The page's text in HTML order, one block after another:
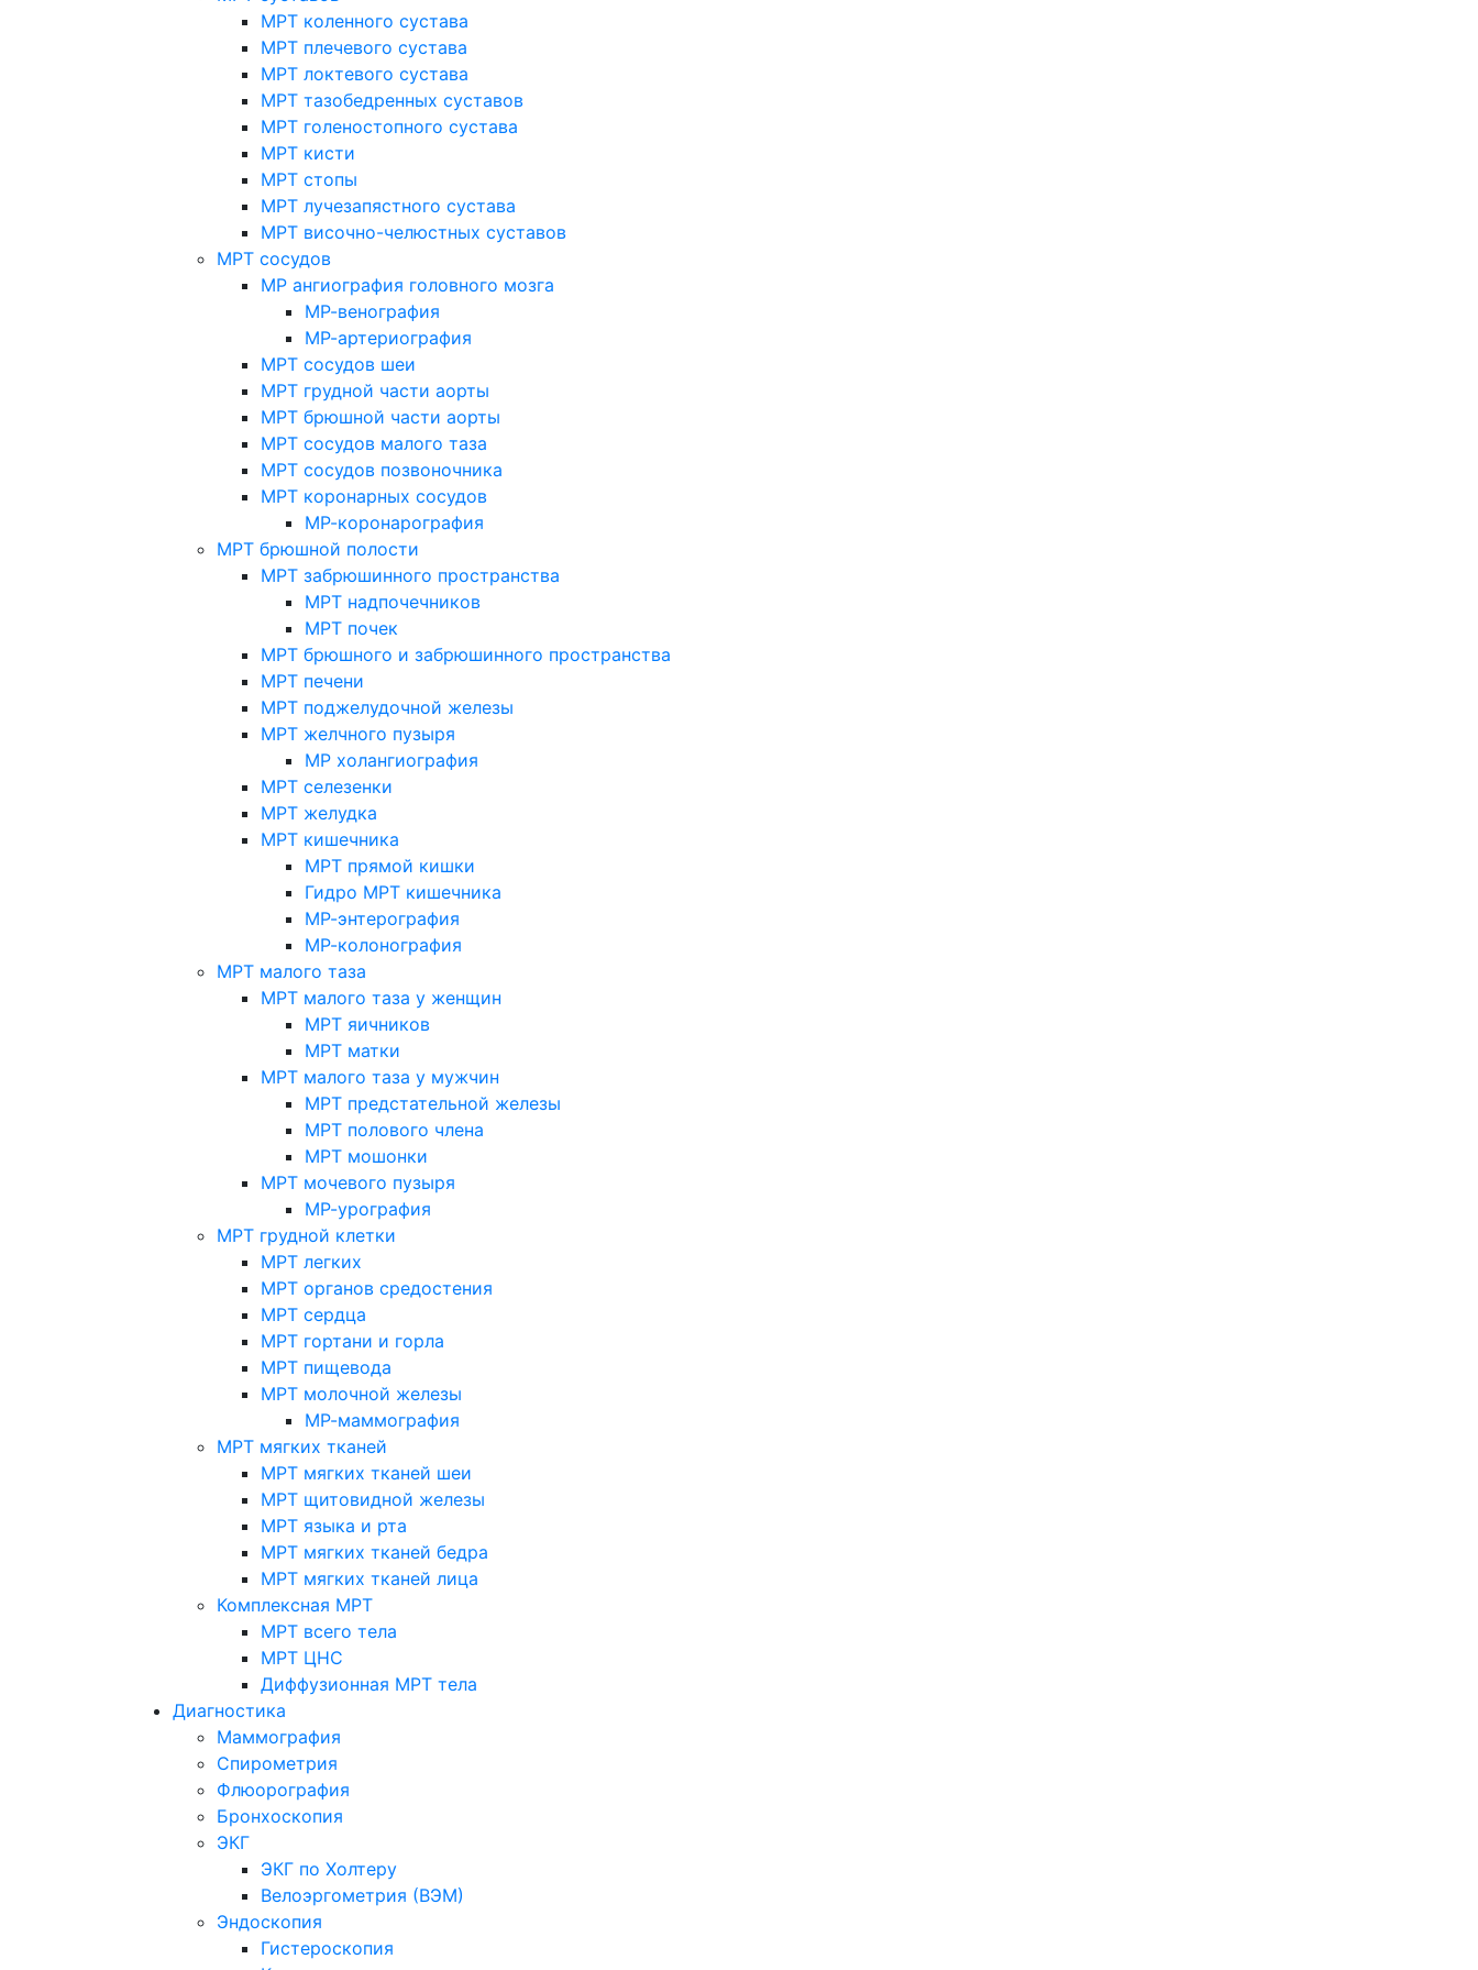
МРТ коленного сустава
МРТ плечевого сустава
МРТ локтевого сустава
МРТ тазобедренных суставов
МРТ голеностопного сустава
МРТ кисти
МРТ стопы
МРТ лучезапястного сустава
МРТ височно-челюстных суставов
МРТ сосудов
МР ангиография головного мозга
МР-венография
МР-артериография
МРТ сосудов шеи
МРТ грудной части аорты
МРТ брюшной части аорты
МРТ сосудов малого таза
МРТ сосудов позвоночника
МРТ коронарных сосудов
МР-коронарография
МРТ брюшной полости
МРТ забрюшинного пространства
МРТ надпочечников
МРТ почек
МРТ брюшного и забрюшинного пространства
МРТ печени
МРТ поджелудочной железы
МРТ желчного пузыря
МР холангиография
МРТ селезенки
МРТ желудка
МРТ кишечника
МРТ прямой кишки
Гидро МРТ кишечника
МР-энтерография
МР-колонография
МРТ малого таза
МРТ малого таза у женщин
МРТ яичников
МРТ матки
МРТ малого таза у мужчин
МРТ предстательной железы
МРТ полового члена
МРТ мошонки
МРТ мочевого пузыря
МР-урография
МРТ грудной клетки
МРТ легких
МРТ органов средостения
МРТ сердца
МРТ гортани и горла
МРТ пищевода
МРТ молочной железы
МР-маммография
МРТ мягких тканей
МРТ мягких тканей шеи
МРТ щитовидной железы
МРТ языка и рта
МРТ мягких тканей бедра
МРТ мягких тканей лица
Комплексная МРТ
МРТ всего тела
МРТ ЦНС
Диффузионная МРТ тела
Диагностика
Маммография
Спирометрия
Флюорография
Бронхоскопия
ЭКГ
ЭКГ по Холтеру
Велоэргометрия (ВЭМ)
Эндоскопия
Гистероскопия